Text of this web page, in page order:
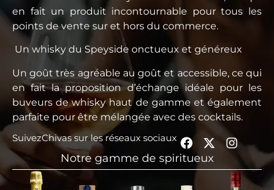
en fait un produit incontournable pour tous les
points de vente sur et hors du commerce.
Un whisky du Speyside onctueux et généreux
Un goût très agréable au goût et accessible, ce qui
en fait la proposition d’échange idéale pour les
buveurs de whisky haut de gamme et également
parfaite pour être mélangée avec des cocktails.
SuivezChivassur les réseaux sociaux
Notre gamme de spiritueux